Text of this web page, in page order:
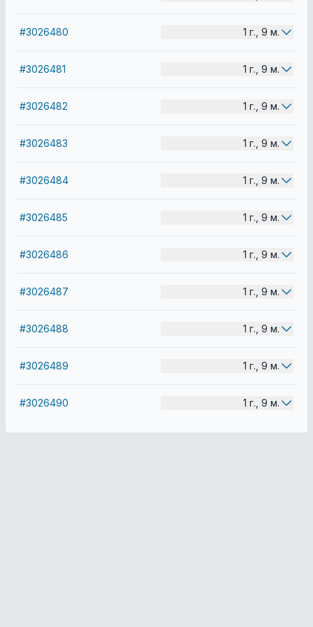
#3026480 1 г., 9 м.
#3026481 1 г., 9 м.
#3026482 1 г., 9 м.
#3026483 1 г., 9 м.
#3026484 1 г., 9 м.
#3026485 1 г., 9 м.
#3026486 1 г., 9 м.
#3026487 1 г., 9 м.
#3026488 1 г., 9 м.
#3026489 1 г., 9 м.
#3026490 1 г., 9 м.